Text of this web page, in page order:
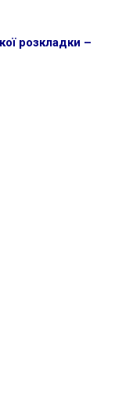
розкладки –